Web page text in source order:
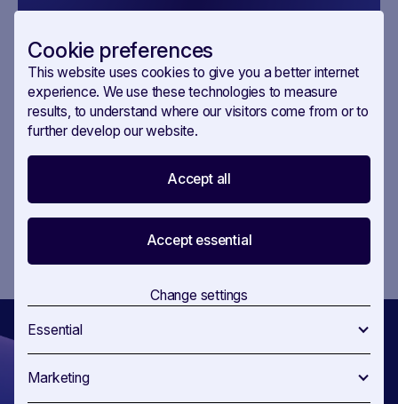
Cookie preferences
This website uses cookies to give you a better internet
experience. We use these technologies to measure
results, to understand where our visitors come from or to
further develop our website.
Accept all
Accept essential
Change settings
Essential
Marketing
Updates
Mit dem Absenden stimmen Sie unserenAGBs und
Datenschutzerklärungen